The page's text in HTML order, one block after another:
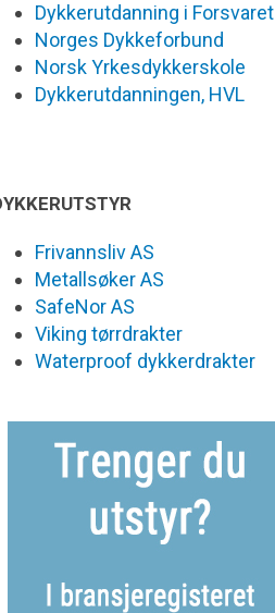
Dykkerutdanning i Forsvaret
Norges Dykkeforbund
Norsk Yrkesdykkerskole
Dykkerutdanningen, HVL
Frivannsliv AS
Metallsøker AS
SafeNor AS
Viking tørrdrakter
Waterproof dykkerdrakter